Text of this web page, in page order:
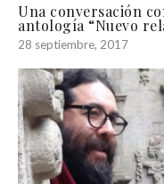
Una conversación
antología “Nuevo
28 septiembre, 2017